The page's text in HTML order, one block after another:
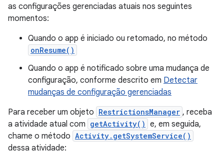
as configurações gerenciadas atuais nos seguintes
momentos:
Quando o app é iniciado ou retomado, no método
onResume()
Quando o app é notificado sobre uma mudança de
configuração, conforme descrito em Detectar
mudanças de configuração gerenciadas
Para receber um objeto RestrictionsManager , receba
a atividade atual com getActivity() e, em seguida,
chame o método Activity.getSystemService()
dessa atividade: